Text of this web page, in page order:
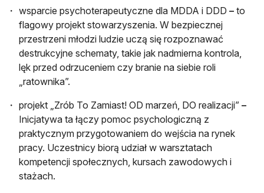
wsparcie psychoterapeutyczne dla MDDA i DDD – to
flagowy projekt stowarzyszenia. W bezpiecznej
przestrzeni młodzi ludzie uczą się rozpoznawać
destrukcyjne schematy, takie jak nadmierna kontrola,
lęk przed odrzuceniem czy branie na siebie roli
„ratownika”.
projekt „Zrób To Zamiast! OD marzeń, DO realizacji” –
Inicjatywa ta łączy pomoc psychologiczną z
praktycznym przygotowaniem do wejścia na rynek
pracy. Uczestnicy biorą udział w warsztatach
kompetencji społecznych, kursach zawodowych i
stażach.